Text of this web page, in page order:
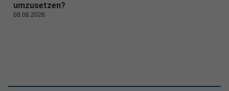
umzusetzen?
08.08.2026